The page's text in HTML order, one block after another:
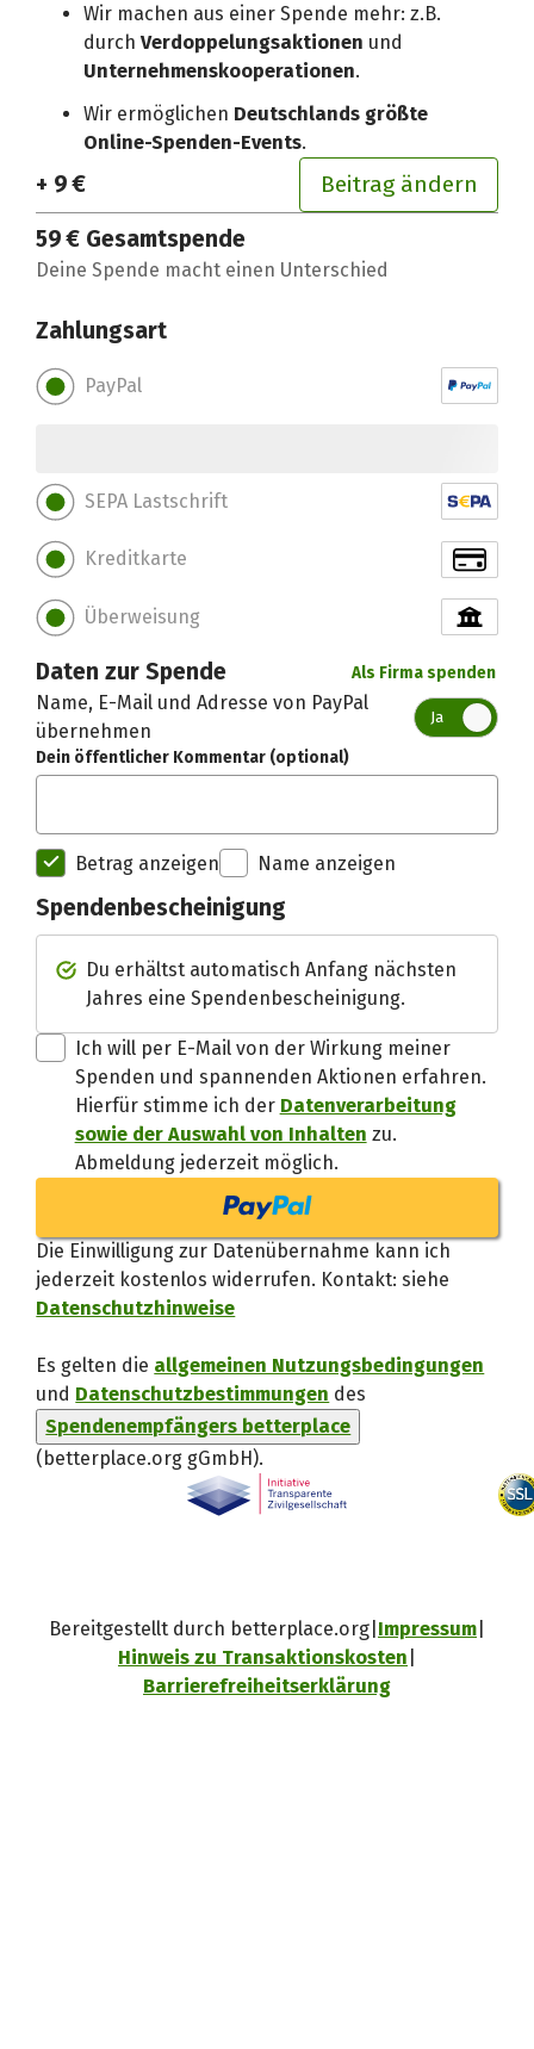
Wir machen aus einer Spende mehr: z.B.
durchVerdoppelungsaktionen und
Unternehmenskooperationen.
Wir ermöglichen Deutschlands größte
Online-Spenden-Events.
+ 9 € Beitrag ändern
59 € Gesamtspende
Deine Spende macht einen Unterschied
Zahlungsart
PayPal
SEPA Lastschrift
Kreditkarte
Überweisung
Daten zur Spende Als Firma spenden
Name, E-Mail und Adresse von PayPal
übernehmen
Ja
Dein öffentlicher Kommentar (optional)
Betrag anzeigen Name anzeigen
Spendenbescheinigung
Du erhältst automatisch Anfang nächsten
Jahres eine Spendenbescheinigung.
Ich will per E-Mail von der Wirkung meiner
Spenden und spannenden Aktionen erfahren.
Hierfür stimme ich der Datenverarbeitung
sowie der Auswahl von Inhalten zu.
Abmeldung jederzeit möglich.
Die Einwilligung zur Datenübernahme kann ich
jederzeit kostenlos widerrufen. Kontakt: siehe
Datenschutzhinweise
Es gelten die allgemeinen Nutzungsbedingungen
und Datenschutzbestimmungen des
Spendenempfängers betterplace
(betterplace.org gGmbH)
Spendenempfänger
.
Bereitgestellt durch betterplace.org Impressum
Hinweis zu Transaktionskosten
Barrierefreiheitserklärung